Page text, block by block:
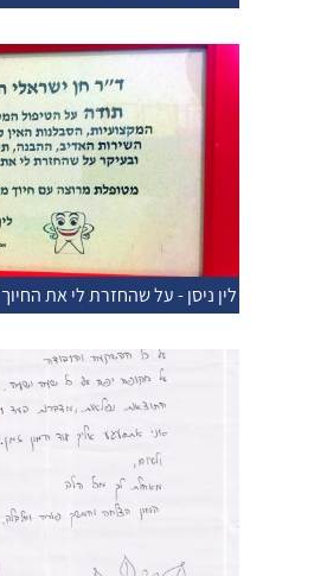
לין ניסן - על שהחזרת לי את החיוך